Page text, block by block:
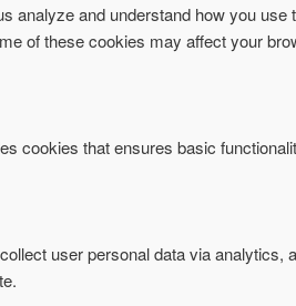
and understand how you
of these cookies may affect your
cookies that ensures basic
user personal data via analytics,